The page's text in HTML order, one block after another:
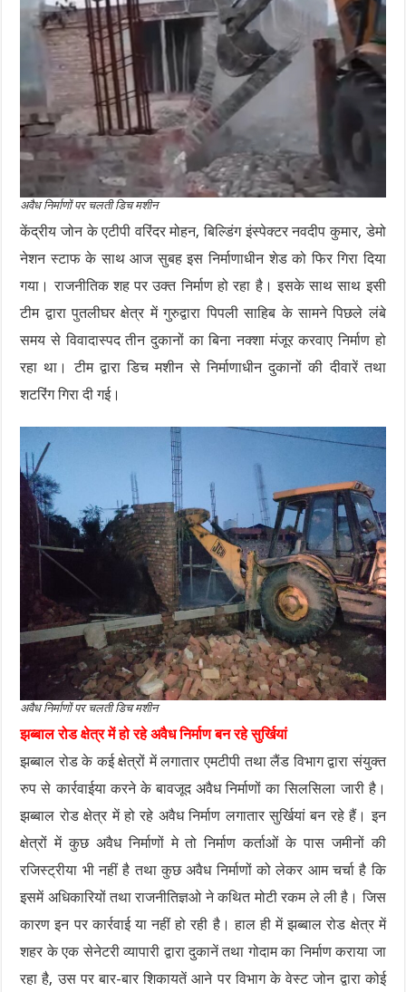
अवैध निर्माणों पर चलती डिच मशीन
केंद्रीय जोन के एटीपी वरिंदर मोहन, बिल्डिंग इंस्पेक्टर नवदीप कुमार, डेमो
नेशन स्टाफ के साथ आज सुबह इस निर्माणाधीन शेड को फिर गिरा दिया
गया। राजनीतिक शह पर उक्त निर्माण हो रहा है। इसके साथ साथ इसी
टीम द्वारा पुतलीघर क्षेत्र में गुरुद्वारा पिपली साहिब के सामने पिछले लंबे
समय से विवादास्पद तीन दुकानों का बिना नक्शा मंजूर करवाए निर्माण हो
रहा था। टीम द्वारा डिच मशीन से निर्माणाधीन दुकानों की दीवारें तथा
शटरिंग गिरा दी गई।
अवैध निर्माणों पर चलती डिच मशीन
झब्बाल रोड क्षेत्र में हो रहे अवैध निर्माण बन रहे सुर्खियां
झब्बाल रोड के कई क्षेत्रों में लगातार एमटीपी तथा लैंड विभाग द्वारा संयुक्त
रुप से कार्रवाईया करने के बावजूद अवैध निर्माणों का सिलसिला जारी है।
झब्बाल रोड क्षेत्र में हो रहे अवैध निर्माण लगातार सुर्खियां बन रहे हैं। इन
क्षेत्रों में कुछ अवैध निर्माणों मे तो निर्माण कर्ताओं के पास जमीनों की
रजिस्ट्रीया भी नहीं है तथा कुछ अवैध निर्माणों को लेकर आम चर्चा है कि
इसमें अधिकारियों तथा राजनीतिज्ञओ ने कथित मोटी रकम ले ली है। जिस
कारण इन पर कार्रवाई या नहीं हो रही है। हाल ही में झब्बाल रोड क्षेत्र में
शहर के एक सेनेटरी व्यापारी द्वारा दुकानें तथा गोदाम का निर्माण कराया जा
रहा है, उस पर बार-बार शिकायतें आने पर विभाग के वेस्ट जोन द्वारा कोई